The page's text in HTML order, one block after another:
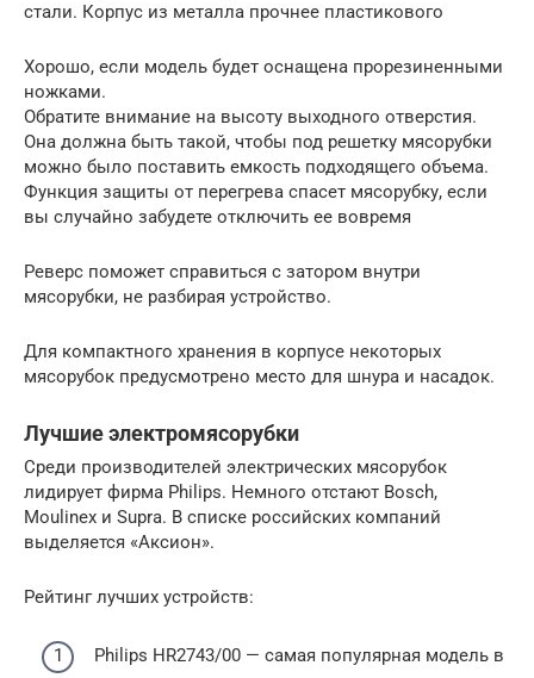
стали. Корпус из металла прочнее пластикового
Хорошо, если модель будет оснащена прорезиненными
ножками.
Обратите внимание на высоту выходного отверстия.
Она должна быть такой, чтобы под решетку мясорубки
можно было поставить емкость подходящего объема.
Функция защиты от перегрева спасет мясорубку, если
вы случайно забудете отключить ее вовремя
Реверс поможет справиться с затором внутри
мясорубки, не разбирая устройство.
Для компактного хранения в корпусе некоторых
мясорубок предусмотрено место для шнура и насадок.
Лучшие электромясорубки
Среди производителей электрических мясорубок
лидирует фирма Philips. Немного отстают Bosch,
Moulinex и Supra. В списке российских компаний
выделяется «Аксион».
Рейтинг лучших устройств:
Philips HR2743/00 — самая популярная модель в